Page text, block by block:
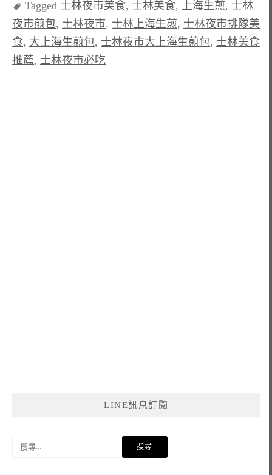
Tagged 士林夜市美食, 士林美食, 上海生煎, 士林
夜市煎包, 士林夜市, 士林上海生煎, 士林夜市排隊美
食, 大上海生煎包, 士林夜市大上海生煎包, 士林美食
推薦, 士林夜市必吃
LINE訊息訂閱